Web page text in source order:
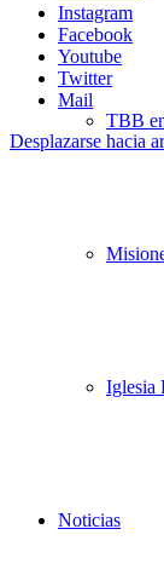
TBB
Iglesia
Noticias
Instagram
Facebook
Youtube
Twitter
Mail
Desplazarse hacia